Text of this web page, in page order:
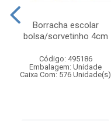
Borracha escolar
bolsa/sorvetinho 4cm
Código: 495186
Embalagem: Unidade
Caixa Com: 576 Unidade(s)